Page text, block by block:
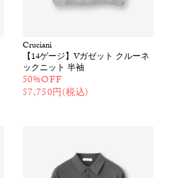
Cruciani
【14ゲージ】Vガゼット クルーネ
ックニット 半袖
50%OFF
57,750円(税込)